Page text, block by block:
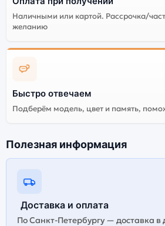
Существует не оригинальная и оригинальная версия
умных часов Apple Watch Series 11
рекомендуем выбирать
полностью адаптирована и
сервисы. Не оригинальная версия
гарантируется.
Наличными или картой. Рассрочка/
желанию
Быстро отвечаем
Подберём модель, цвет и память,
Полезная информация
Доставка и оплата
По Санкт-Петербургу — доставка в